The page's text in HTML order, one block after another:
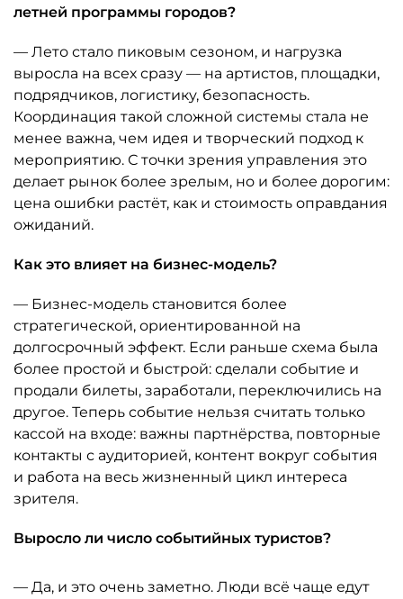
летней программы городов?
— Лето стало пиковым сезоном, и нагрузка
выросла на всех сразу — на артистов, площадки,
подрядчиков, логистику, безопасность.
Координация такой сложной системы стала не
менее важна, чем идея и творческий подход к
мероприятию. С точки зрения управления это
делает рынок более зрелым, но и более дорогим:
цена ошибки растёт, как и стоимость оправдания
ожиданий.
Как это влияет на бизнес-модель?
— Бизнес-модель становится более
стратегической, ориентированной на
долгосрочный эффект. Если раньше схема была
более простой и быстрой: сделали событие и
продали билеты, заработали, переключились на
другое. Теперь событие нельзя считать только
кассой на входе: важны партнёрства, повторные
контакты с аудиторией, контент вокруг события
и работа на весь жизненный цикл интереса
зрителя.
Выросло ли число событийных туристов?
— Да, и это очень заметно. Люди всё чаще едут